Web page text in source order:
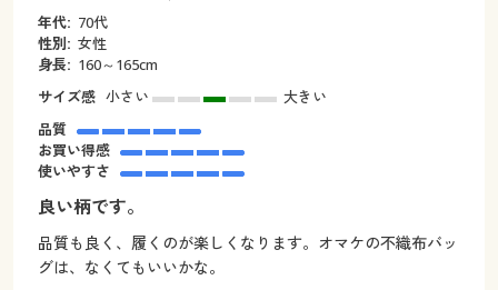
年代: 70代
性別: 女性
身長: 160～165cm
サイズ感 小さい
大きい
品質
お買い得感
使いやすさ
良い柄です。
品質も良く、履くのが楽しくなります。オマケの不織布バッ
グは、なくてもいいかな。